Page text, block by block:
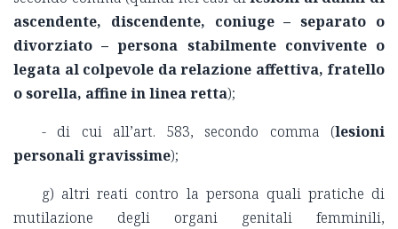
ascendente, discendente, coniuge – separato o
divorziato – persona stabilmente convivente o
legata al colpevole da relazione affettiva, fratello
o sorella, affine in linea retta);
- di cui all’art. 583, secondo comma (lesioni
personali gravissime);
g) altri reati contro la persona quali pratiche di
mutilazione degli organi genitali femminili,